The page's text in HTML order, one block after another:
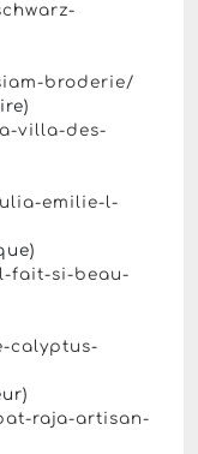
broderie/
villa-des-
emilie-l-
fait-si-beau-
calyptus-
raja-artisan-